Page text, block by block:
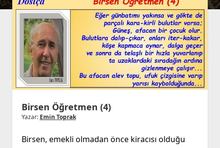
menüyü
aç
Kullanım Koşulları
Gizlilik Politikası
Çerez Politikası
İletişim
Kurallar
Başvuru
Birsen Öğretmen (4)
Yazar: Emin Toprak
Birsen, emekli olmadan önce kiracısı olduğu